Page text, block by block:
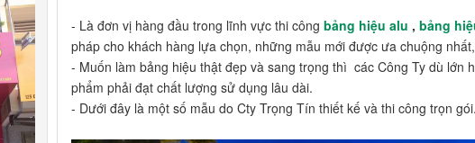
- Là đơn vị hàng đầu trong lĩnh vực thi công bảng hiệu alu , bảng
pháp cho khách hàng lựa chọn, những mẫu mới được ưa chuộng
- Muốn làm bảng hiệu thật đẹp và sang trọng thì các Công Ty dù
phẩm phải đạt chất lượng sử dụng lâu dài.
- Dưới đây là một số mẫu do Cty Trọng Tín thiết kế và thi công trọn gói.